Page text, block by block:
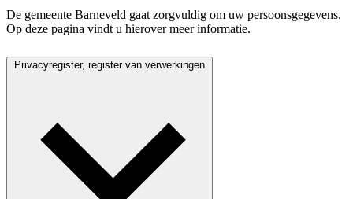
De gemeente Barneveld gaat zorgvuldig om uw persoonsgegevens.
Op deze pagina vindt u hierover meer informatie.
Privacyregister, register van verwerkingen